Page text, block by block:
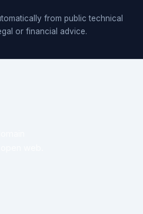
from public technical
or financial advice.